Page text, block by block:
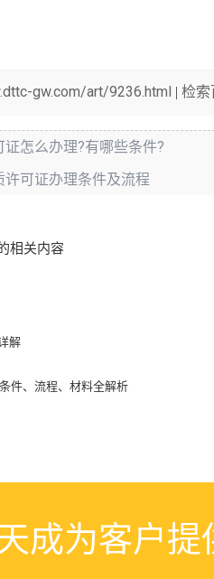
gw.com/art/9236.html | 检索
怎么办理?有哪些条件?
可证办理条件及流程
相关内容
解
件、流程、材料全解析
成为客户